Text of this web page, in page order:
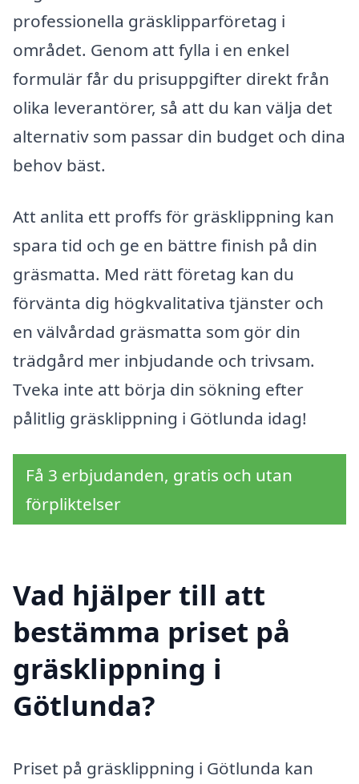
professionella gräsklipparföretag i
området. Genom att fylla i en enkel
formulär får du prisuppgifter direkt från
olika leverantörer, så att du kan välja det
alternativ som passar din budget och dina
behov bäst.
Att anlita ett proffs för gräsklippning kan
spara tid och ge en bättre finish på din
gräsmatta. Med rätt företag kan du
förvänta dig högkvalitativa tjänster och
en välvårdad gräsmatta som gör din
trädgård mer inbjudande och trivsam.
Tveka inte att börja din sökning efter
pålitlig gräsklippning i Götlunda idag!
Få 3 erbjudanden, gratis och utan
förpliktelser
Vad hjälper till att
bestämma priset på
gräsklippning i
Götlunda?
Priset på gräsklippning i Götlunda kan